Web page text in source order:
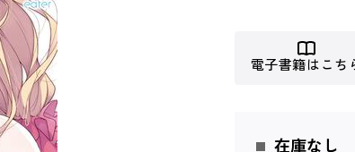
電子書籍はこち
在庫なし